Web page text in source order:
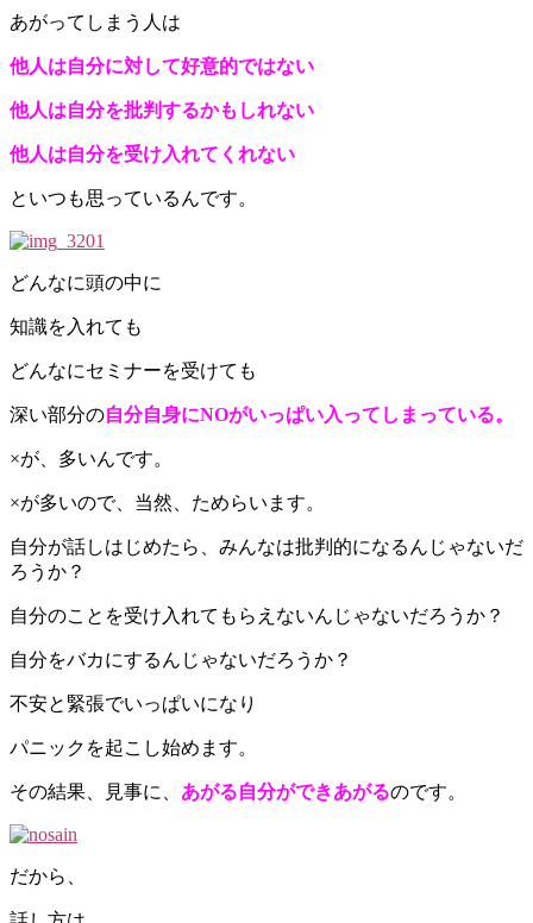
あがってしまう人は
他人は自分に対して好意的ではない
他人は自分を批判するかもしれない
他人は自分を受け入れてくれない
といつも思っているんです。
どんなに頭の中に
知識を入れても
どんなにセミナーを受けても
深い部分の自分自身にNOがいっぱい入ってしまっている。
×が、多いんです。
×が多いので、当然、ためらいます。
自分が話しはじめたら、みんなは批判的になるんじゃないだ
ろうか？
自分のことを受け入れてもらえないんじゃないだろうか？
自分をバカにするんじゃないだろうか？
不安と緊張でいっぱいになり
パニックを起こし始めます。
その結果、見事に、 あがる自分ができあがるのです。
だから、